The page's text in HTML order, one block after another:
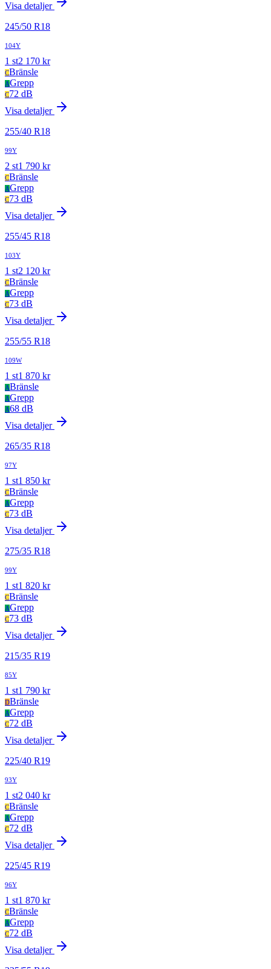
Visa detaljer
245/50 R18
104Y
1 st2 170 kr
CBränsle
AGrepp
C72 dB
Visa detaljer
255/40 R18
99Y
2 st1 790 kr
CBränsle
AGrepp
C73 dB
Visa detaljer
255/45 R18
103Y
1 st2 120 kr
CBränsle
AGrepp
C73 dB
Visa detaljer
255/55 R18
109W
1 st1 870 kr
ABränsle
AGrepp
A68 dB
Visa detaljer
265/35 R18
97Y
1 st1 850 kr
CBränsle
AGrepp
C73 dB
Visa detaljer
275/35 R18
99Y
1 st1 820 kr
CBränsle
AGrepp
C73 dB
Visa detaljer
215/35 R19
85Y
1 st1 790 kr
DBränsle
AGrepp
C72 dB
Visa detaljer
225/40 R19
93Y
1 st2 040 kr
CBränsle
AGrepp
C72 dB
Visa detaljer
225/45 R19
96Y
1 st1 870 kr
CBränsle
AGrepp
C72 dB
Visa detaljer